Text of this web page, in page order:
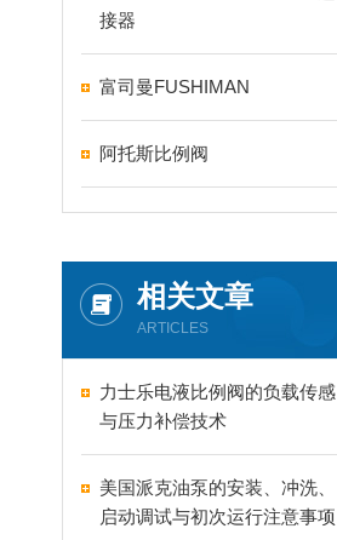
接器
富司曼FUSHIMAN
阿托斯比例阀
相关文章
ARTICLES
力士乐电液比例阀的负载传感
与压力补偿技术
美国派克油泵的安装、冲洗、
启动调试与初次运行注意事项